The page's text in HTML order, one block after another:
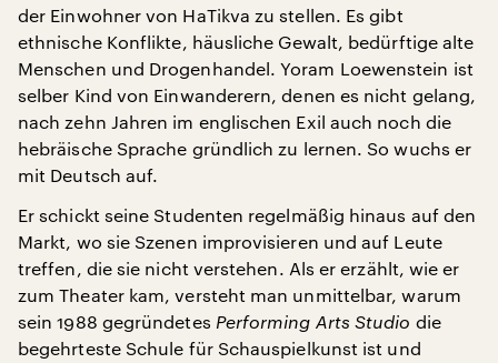
der Einwohner von HaTikva zu stellen. Es gibt
ethnische Konflikte, häusliche Gewalt, bedürftige alte
Menschen und Drogenhandel. Yoram Loewenstein ist
selber Kind von Einwanderern, denen es nicht gelang,
nach zehn Jahren im englischen Exil auch noch die
hebräische Sprache gründlich zu lernen. So wuchs er
mit Deutsch auf.
Er schickt seine Studenten regelmäßig hinaus auf den
Markt, wo sie Szenen improvisieren und auf Leute
treffen, die sie nicht verstehen. Als er erzählt, wie er
zum Theater kam, versteht man unmittelbar, warum
sein 1988 gegründetes Performing Arts Studio die
begehrteste Schule für Schauspielkunst ist und